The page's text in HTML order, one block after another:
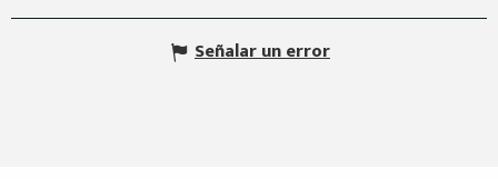
Señalar un error